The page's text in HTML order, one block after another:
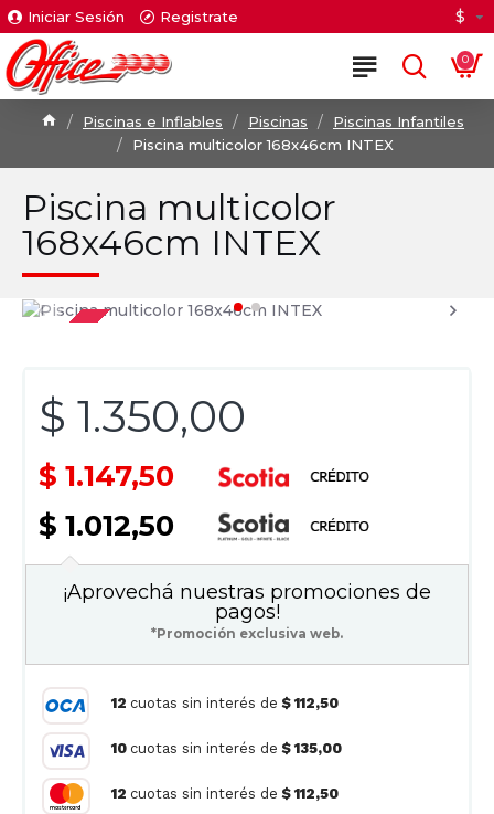
Iniciar Sesión Registrate $
0
Piscinas e Inflables Piscinas
Piscinas Infantiles
Piscina multicolor 168x46cm INTEX
Piscina multicolor
168x46cm INTEX
$ 1.350,00
$ 1.147,50
$ 1.012,50
¡Aprovechá nuestras promociones de
pagos!
*Promoción exclusiva web.
12 cuotas sin interés de $ 112,50
10 cuotas sin interés de $ 135,00
12 cuotas sin interés de $ 112,50